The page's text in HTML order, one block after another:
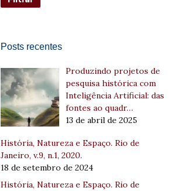
Posts recentes
Produzindo projetos de
pesquisa histórica com
Inteligência Artificial: das
fontes ao quadr…
13 de abril de 2025
História, Natureza e Espaço. Rio de
Janeiro, v.9, n.1, 2020.
18 de setembro de 2024
História, Natureza e Espaço. Rio de